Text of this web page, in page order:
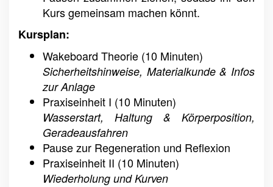
Kurs gemeinsam machen könnt.
Kursplan:
Wakeboard Theorie (10 Minuten)
Sicherheitshinweise, Materialkunde & Infos
zur Anlage
Praxiseinheit I (10 Minuten)
Wasserstart, Haltung & Körperposition,
Geradeausfahren
Pause zur Regeneration und Reflexion
Praxiseinheit II (10 Minuten)
Wiederholung und Kurven